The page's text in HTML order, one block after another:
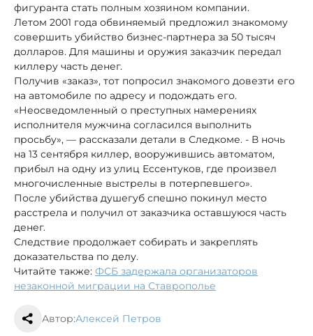
фигуранта стать полным хозяином компании.
Летом 2001 года обвиняемый предложил знакомому
совершить убийство бизнес-партнера за 50 тысяч
долларов. Для машины и оружия заказчик передал
киллеру часть денег.
Получив «заказ», тот попросил знакомого довезти его
на автомобиле по адресу и подождать его.
«Неосведомленный о преступных намерениях
исполнителя мужчина согласился выполнить
просьбу», — рассказали детали в Следкоме. - В ночь
на 13 сентября киллер, вооружившись автоматом,
прибыл на одну из улиц Ессентуков, где произвел
многочисленные выстрелы в потерпевшего».
После убийства душегуб спешно покинул место
расстрела и получил от заказчика оставшуюся часть
денег.
Следствие продолжает собирать и закреплять
доказательства по делу.
Читайте также: ФСБ задержала организаторов
незаконной миграции на Ставрополье
Автор:Алексей Петров